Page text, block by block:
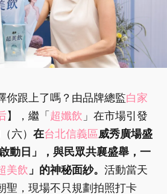
你跟上了嗎？由品牌總監白家
】，繼「超孅飲 」在市場引發
六） 在台北信義區威秀廣場盛
動日」，與民眾共襄盛舉，一
美飲 」的神秘面紗。 活動當天
聖，現場不只規劃拍照打卡